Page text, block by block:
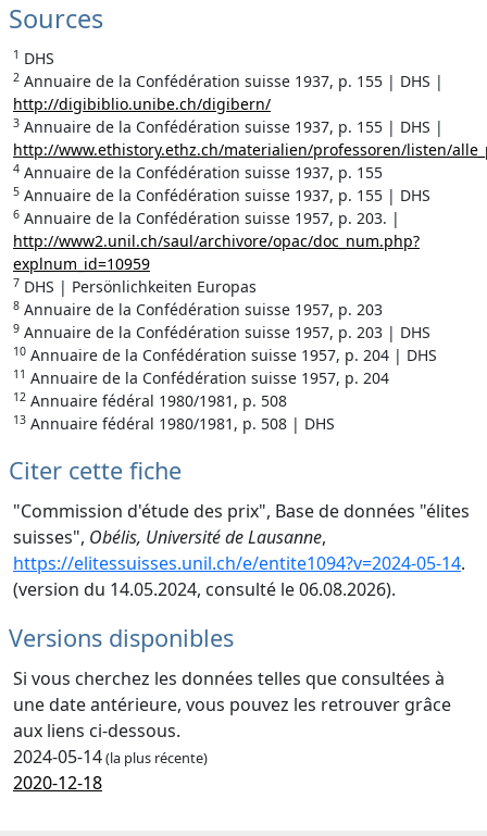
Sources
1 DHS
2 Annuaire de la Confédération suisse 1937, p. 155 | DHS |
http://digibiblio.unibe.ch/digibern/
3 Annuaire de la Confédération suisse 1937, p. 155 | DHS |
http://www.ethistory.ethz.ch/materialien/professoren/listen/
4 Annuaire de la Confédération suisse 1937, p. 155
5 Annuaire de la Confédération suisse 1937, p. 155 | DHS
6 Annuaire de la Confédération suisse 1957, p. 203. |
http://www2.unil.ch/saul/archivore/opac/doc_num.php?
explnum_id=10959
7 DHS | Persönlichkeiten Europas
8 Annuaire de la Confédération suisse 1957, p. 203
9 Annuaire de la Confédération suisse 1957, p. 203 | DHS
10 Annuaire de la Confédération suisse 1957, p. 204 | DHS
11 Annuaire de la Confédération suisse 1957, p. 204
12 Annuaire fédéral 1980/1981, p. 508
13 Annuaire fédéral 1980/1981, p. 508 | DHS
Citer cette fiche
"Commission d'étude des prix", Base de données "élites
suisses", Obélis, Université de Lausanne,
https://elitessuisses.unil.ch/e/entite1094?v=2024-05-14.
(version du 14.05.2024, consulté le 06.08.2026).
Versions disponibles
Si vous cherchez les données telles que consultées à
une date antérieure, vous pouvez les retrouver grâce
aux liens ci-dessous.
2024-05-14(la plus récente)
2020-12-18